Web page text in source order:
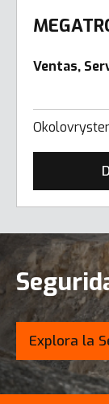
Ventas,
Explora la